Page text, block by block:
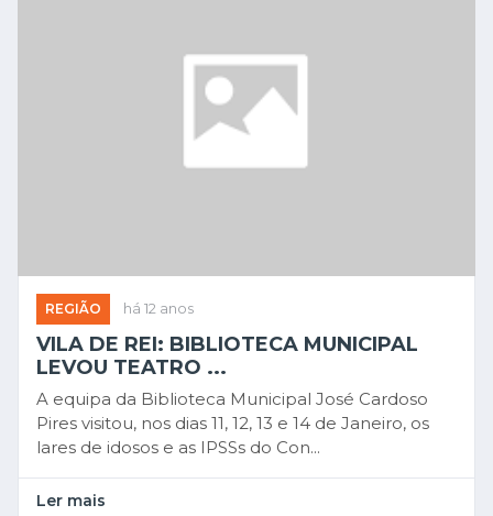
REGIÃO há 12 anos
VILA DE REI: BIBLIOTECA MUNICIPAL
LEVOU TEATRO ...
A equipa da Biblioteca Municipal José Cardoso
Pires visitou, nos dias 11, 12, 13 e 14 de Janeiro, os
lares de idosos e as IPSSs do Con...
Ler mais